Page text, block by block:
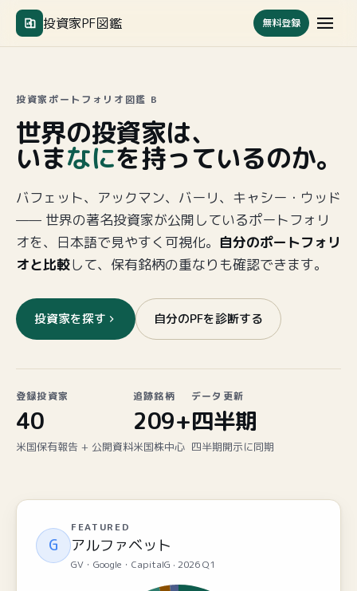
投資家PF図鑑 無料登録 menu
投資家ポートフォリオ図鑑 Β
世界の投資家は、
いまなにを持っているのか。
バフェット、アックマン、バーリ、キャシー・ウッド
—— 世界の著名投資家が公開しているポートフォリ
オを、日本語で見やすく可視化。 自分のポートフォリ
オと比較して、保有銘柄の重なりも確認できます。
投資家を探す 自分のPFを診断する
登録投資家
40
米国保有報告 + 公開資料
追跡銘柄
209+
米国株中心
データ更新
四半期
四半期開示に同期
G
FEATURED
アルファベット
GV・Google・CapitalG · 2026 Q1